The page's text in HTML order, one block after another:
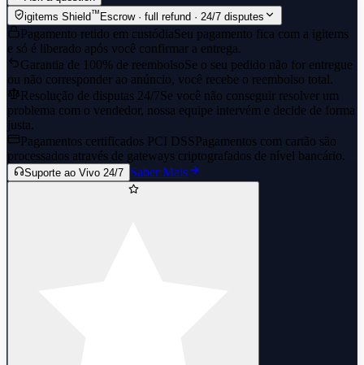
igitems Shield™Escrow · full refund · 24/7 disputes
Pagamento retido em custódiaSeu pagamento fica com a igitems
e só é liberado após você confirmar a entrega.
Garantia de 100% de reembolsoSe o seu pedido não for entregue
ou não corresponder ao anúncio, você recebe o reembolso total.
Resolução de disputas 24/7Se você não conseguir resolver um
problema com o vendedor, nossa equipe intervém e decide de forma
justa.
Pagamentos certificados PCI DSSPagamentos com cartão são
processados através de gateways criptografados de nível bancário.
Suporte ao Vivo 24/7 Saber Mais